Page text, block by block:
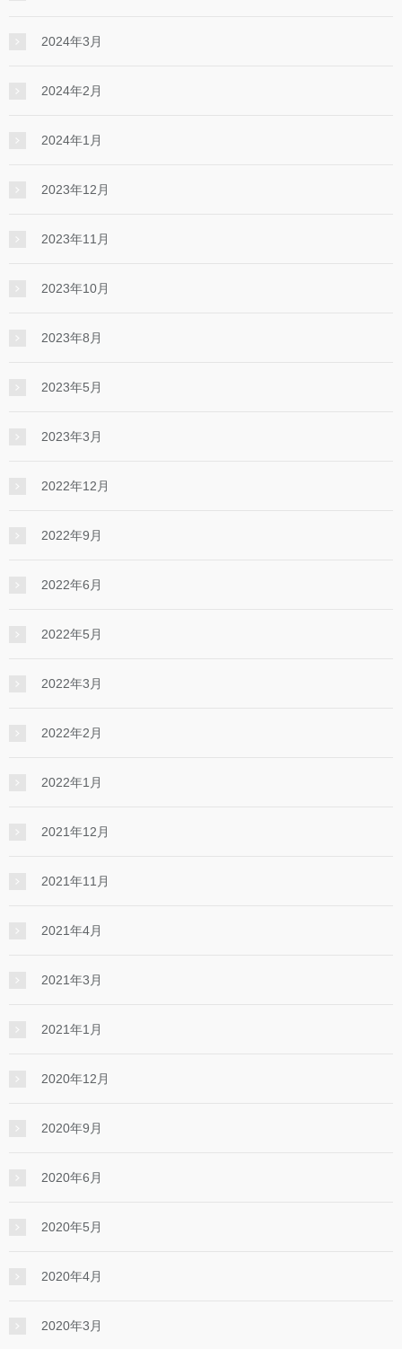
2024年3月
2024年2月
2024年1月
2023年12月
2023年11月
2023年10月
2023年8月
2023年5月
2023年3月
2022年12月
2022年9月
2022年6月
2022年5月
2022年3月
2022年2月
2022年1月
2021年12月
2021年11月
2021年4月
2021年3月
2021年1月
2020年12月
2020年9月
2020年6月
2020年5月
2020年4月
2020年3月